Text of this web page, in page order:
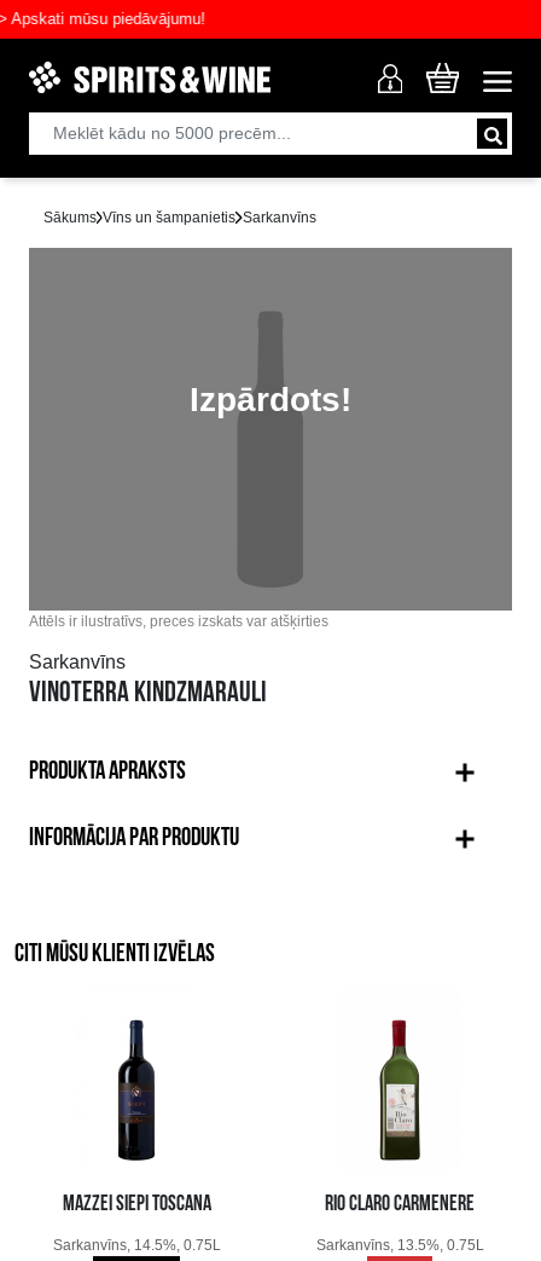
mūsu piedāvājumu!
Sākums Vīns un šampanietis Sarkanvīns
Izpārdots!
Attēls ir ilustratīvs, preces izskats var atšķirties
Sarkanvīns
VINOTERRA KINDZMARAULI
PRODUKTA APRAKSTS
INFORMĀCIJA PAR PRODUKTU
CITI MŪSU KLIENTI IZVĒLAS
MAZZEI SIEPI TOSCANA
Sarkanvīns, 14.5%, 0.75L
RIO CLARO CARMENERE
Sarkanvīns, 13.5%, 0.75L